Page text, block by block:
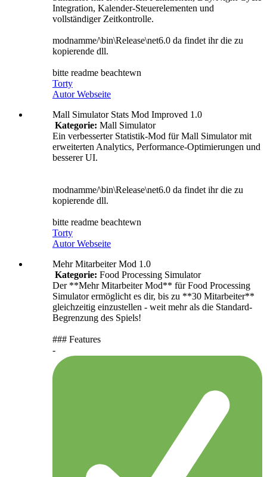
Integration, Kalender-Steuerelementen und
vollständiger Zeitkontrolle.
modnamme/\bin\Release\net6.0 da findet ihr die zu
kopierende dll.
bitte readme beachtewn
Torty
Autor Webseite
Mall Simulator Stats Mod Improved 1.0
Kategorie: Mall Simulator
Ein verbesserter Statistik-Mod für Mall Simulator mit
erweiterten Analytics, Performance-Optimierungen und
besserer UI.
modnamme/\bin\Release\net6.0 da findet ihr die zu
kopierende dll.
bitte readme beachtewn
Torty
Autor Webseite
Mehr Mitarbeiter Mod 1.0
Kategorie: Food Processing Simulator
Der **Mehr Mitarbeiter Mod** für Food Processing
Simulator ermöglicht es dir, bis zu **30 Mitarbeiter**
gleichzeitig einzustellen - weit mehr als die Standard-
Begrenzung des Spiels!
### Features
-